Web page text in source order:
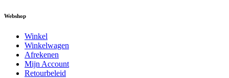
Webshop
Winkel
Winkelwagen
Afrekenen
Mijn Account
Retourbeleid